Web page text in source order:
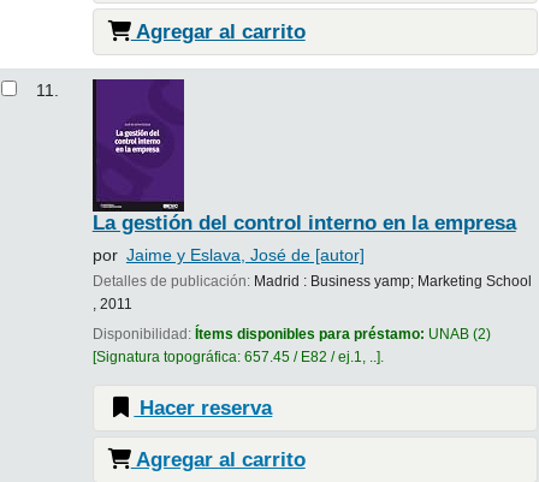
Agregar al carrito
11.
La gestión del control interno en la empresa
por Jaime y Eslava, José de[autor]
Detalles de publicación: Madrid : Business yamp; Marketing School
, 2011
Disponibilidad: Ítems disponibles para préstamo: UNAB(2)
Signatura topográfica: 657.45 / E82 / ej.1, .. .
Hacer reserva
Agregar al carrito